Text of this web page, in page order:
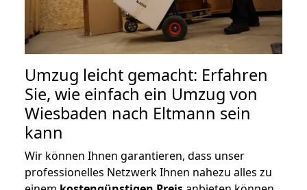
Umzug leicht gemacht: Erfahren
Sie, wie einfach ein Umzug von
Wiesbaden nach Eltmann sein
kann
Wir können Ihnen garantieren, dass unser
professionelles Netzwerk Ihnen nahezu alles zu